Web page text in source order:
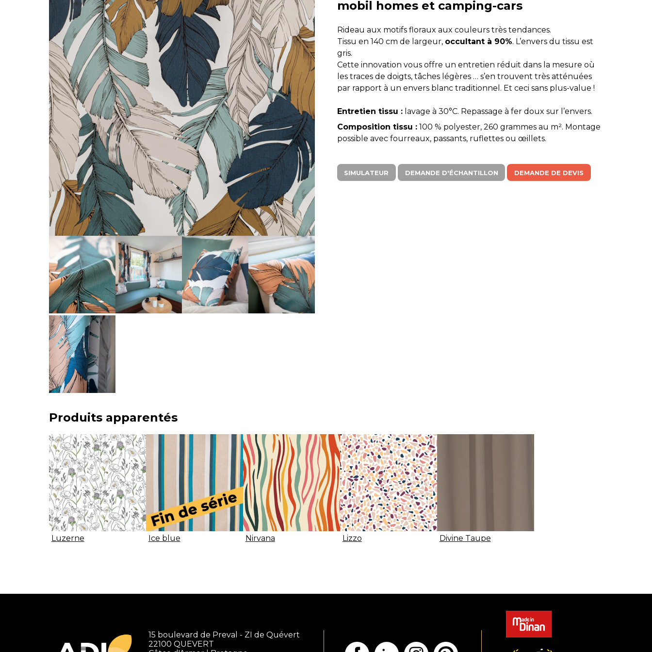
mobil homes et camping-cars
Rideau aux motifs floraux aux couleurs très tendances.
Tissu en 140 cm de largeur, occultant à 90%. L’envers du tissu est
gris.
Cette innovation vous offre un entretien réduit dans la mesure où
les traces de doigts, tâches légères … s’en trouvent très atténuées
par rapport à un envers blanc traditionnel. Et ceci sans plus-value !
Entretien tissu :lavage à 30°C. Repassage à fer doux sur l’envers.
Composition tissu :100 % polyester, 260 grammes au m². Montage
possible avec fourreaux, passants, ruflettes ou œillets.
SIMULATEUR DEMANDE D'ÉCHANTILLON DEMANDE DE DEVIS
Produits apparentés
Luzerne Ice blue Nirvana Lizzo Divine Taupe
Décoration
15 boulevard de Preval - ZI de Quévert
22100 QUEVERT